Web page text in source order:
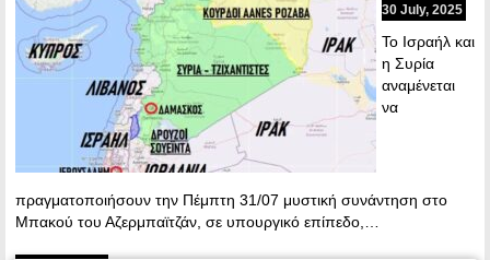
30 July, 2025
Το Ισραήλ και
η Συρία
αναμένεται
να
πραγματοποιήσουν την Πέμπτη 31/07 μυστική συνάντηση στο
Μπακού του Αζερμπαϊτζάν, σε υπουργικό επίπεδο,…